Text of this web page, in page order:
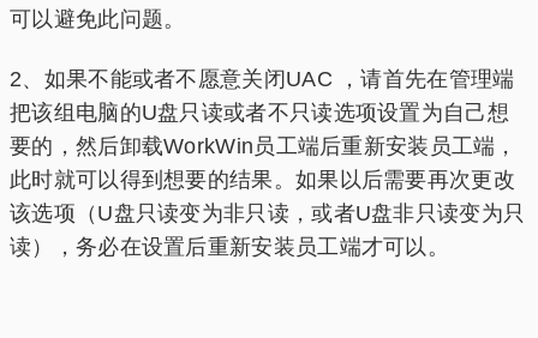
可以避免此问题。
2、如果不能或者不愿意关闭UAC ，请首先在管理端
把该组电脑的U盘只读或者不只读选项设置为自己想
要的，然后卸载WorkWin员工端后重新安装员工端，
此时就可以得到想要的结果。如果以后需要再次更改
该选项（U盘只读变为非只读，或者U盘非只读变为只
读），务必在设置后重新安装员工端才可以。